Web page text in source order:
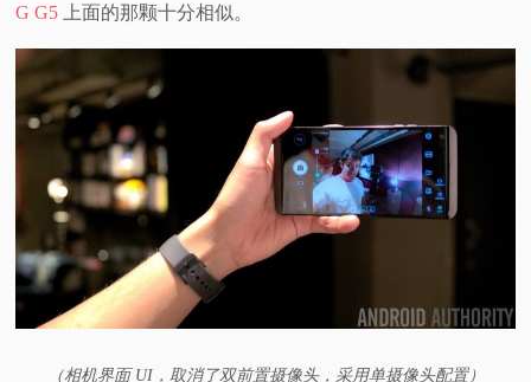
G G5 上面的那颗十分相似。
（相机界面 UI，取消了双前置摄像头，采用单摄像头配置）